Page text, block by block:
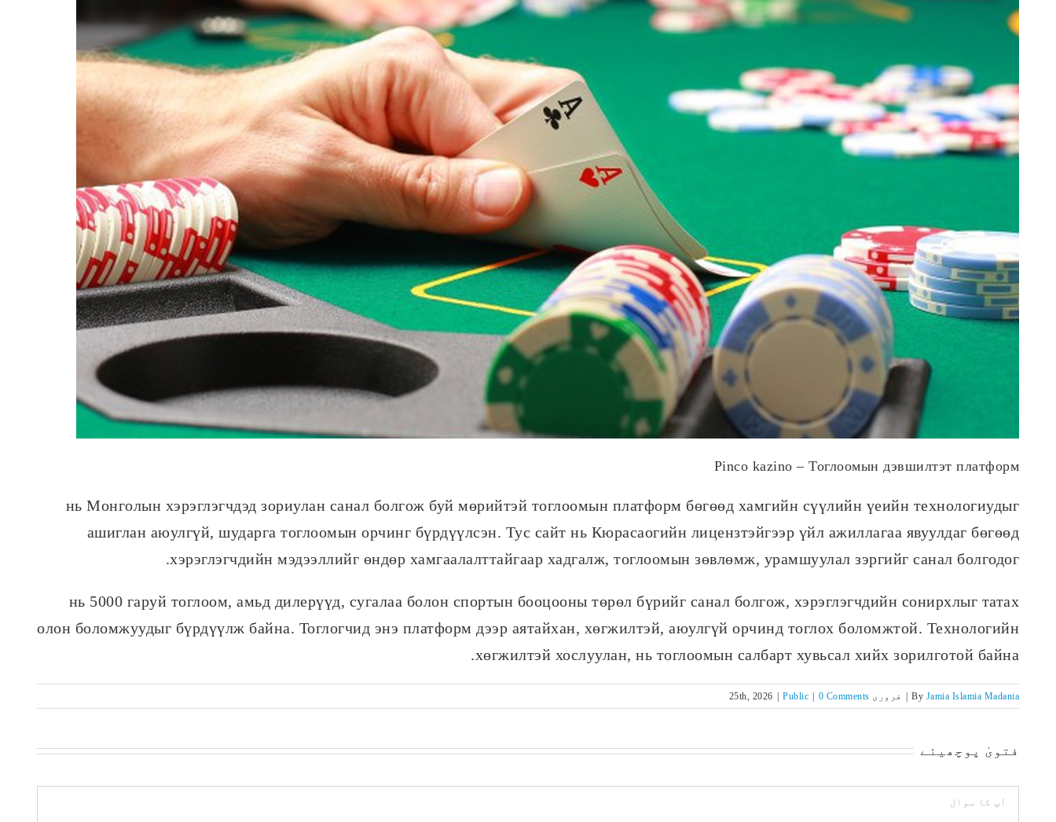
Pinco kazino – Тоглоомын дэвшилтэт платформ
нь Монголын хэрэглэгчдэд зориулан санал болгож буй мөрийтэй тоглоомын платформ бөгөөд хамгийн сүүлийн үеийн технологиудыг
ашиглан аюулгүй, шударга тоглоомын орчинг бүрдүүлсэн. Тус сайт нь Кюрасаогийн лицензтэйгээр үйл ажиллагаа явуулдаг бөгөөд
хэрэглэгчдийн мэдээллийг өндөр хамгаалалттайгаар хадгалж, тоглоомын зөвлөмж, урамшуулал зэргийг санал болгодог.
нь 5000 гаруй тоглоом, амьд дилерүүд, сугалаа болон спортын бооцооны төрөл бүрийг санал болгож, хэрэглэгчдийн сонирхлыг татах
олон боломжуудыг бүрдүүлж байна. Тоглогчид энэ платформ дээр аятайхан, хөгжилтэй, аюулгүй орчинд тоглох боломжтой. Технологийн
хөгжилтэй хослуулан, нь тоглоомын салбарт хувьсал хийх зорилготой байна.
By Jamia Islamia Madania
| فروری 25th, 2026 | Public | 0 Comments
فتویٰ پوچھیئے
Comment